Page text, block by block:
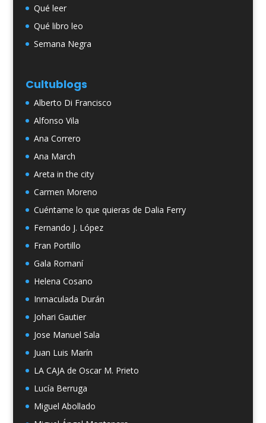
Qué leer
Qué libro leo
Semana Negra
Cultublogs
Alberto Di Francisco
Alfonso Vila
Ana Correro
Ana March
Areta in the city
Carmen Moreno
Cuéntame lo que quieras de Dalia Ferry
Fernando J. López
Fran Portillo
Gala Romaní
Helena Cosano
Inmaculada Durán
Johari Gautier
Jose Manuel Sala
Juan Luis Marín
LA CAJA de Oscar M. Prieto
Lucía Berruga
Miguel Abollado